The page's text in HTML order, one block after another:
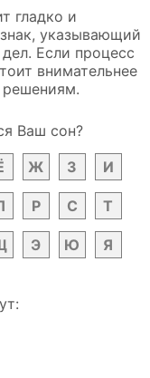
гладко и
указывающий
Если процесс
внимательнее
Ваш сон?
Ж З И
Р С Т
Э Ю Я